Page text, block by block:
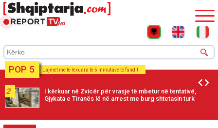
POP 5 Lajmet më të lexuara të 5 minutave të fundit
2
I kërkuar në Zvicër për vrasje të mbetur në tentativë,
Gjykata e Tiranës lë në arrest me burg shtetasin turk